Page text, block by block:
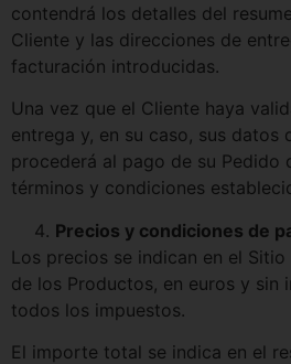
contendrá los detalles del
Cliente y las direcciones de
facturación introducidas.
Una vez que el Cliente haya
entrega y, en su caso, sus datos
procederá al pago de su Pedido
términos y condiciones
Precios y condiciones de
Los precios se indican en el
de los Productos, en euros y sin
todos los impuestos.
El importe total se indica en el